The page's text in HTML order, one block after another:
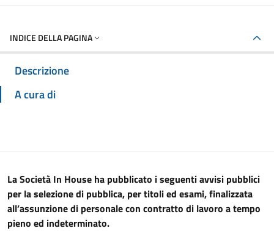
INDICE DELLA PAGINA
Descrizione
A cura di
La Società In House ha pubblicato i seguenti avvisi pubblici
per la selezione di pubblica, per titoli ed esami, finalizzata
all’assunzione di personale con contratto di lavoro a tempo
pieno ed indeterminato.